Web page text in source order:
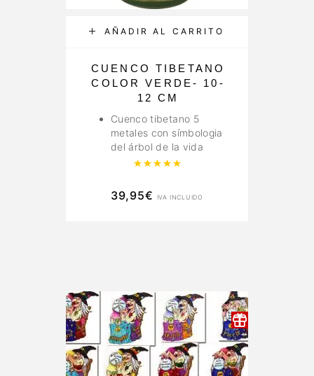
AÑADIR AL CARRITO
CUENCO TIBETANO
COLOR VERDE- 10-
12 CM
Cuenco tibetano 5
metales con símbologia
del árbol de la vida
Valorado con
39,95€ IVA INCLUIDO